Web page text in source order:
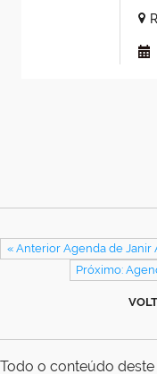
« Anterior Agenda de
Próximo:
Todo o conteúdo